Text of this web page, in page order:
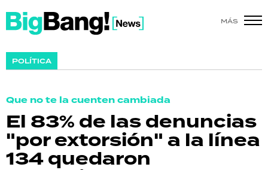
MÁS
POLÍTICA
Que no te la cuenten cambiada
El 83% de las denuncias
"por extorsión" a la línea
134 quedaron
SHOW
ACTUALIDAD
POLICIALES